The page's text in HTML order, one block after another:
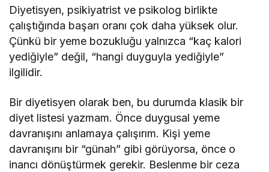
Diyetisyen, psikiyatrist ve psikolog birlikte
çalıştığında başarı oranı çok daha yüksek olur.
Çünkü bir yeme bozukluğu yalnızca “kaç kalori
yediğiyle” değil, “hangi duyguyla yediğiyle”
ilgilidir.
Bir diyetisyen olarak ben, bu durumda klasik bir
diyet listesi yazmam. Önce duygusal yeme
davranışını anlamaya çalışırım. Kişi yeme
davranışını bir “günah” gibi görüyorsa, önce o
inancı dönüştürmek gerekir. Beslenme bir ceza